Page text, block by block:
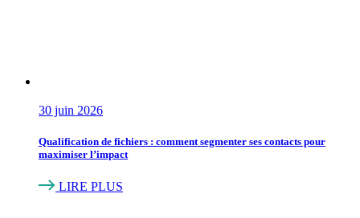
30 juin 2026
Qualification de fichiers : comment segmenter ses contacts pour
maximiser l’impact
LIRE PLUS